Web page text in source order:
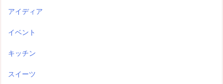
アイディア
イベント
キッチン
スイーツ